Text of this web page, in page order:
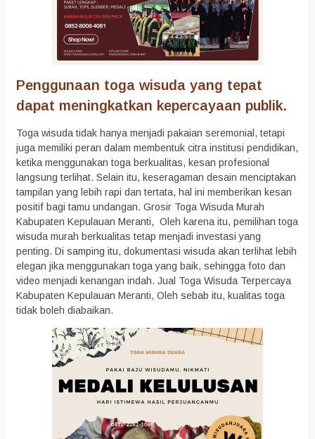
Penggunaan toga wisuda yang tepat
dapat meningkatkan kepercayaan publik.
Toga wisuda tidak hanya menjadi pakaian seremonial, tetapi
juga memiliki peran dalam membentuk citra institusi pendidikan,
ketika menggunakan toga berkualitas, kesan profesional
langsung terlihat. Selain itu, keseragaman desain menciptakan
tampilan yang lebih rapi dan tertata, hal ini memberikan kesan
positif bagi tamu undangan. Grosir Toga Wisuda Murah
Kabupaten Kepulauan Meranti, Oleh karena itu, pemilihan toga
wisuda murah berkualitas tetap menjadi investasi yang
penting. Di samping itu, dokumentasi wisuda akan terlihat lebih
elegan jika menggunakan toga yang baik, sehingga foto dan
video menjadi kenangan indah. Jual Toga Wisuda Terpercaya
Kabupaten Kepulauan Meranti, Oleh sebab itu, kualitas toga
tidak boleh diabaikan.